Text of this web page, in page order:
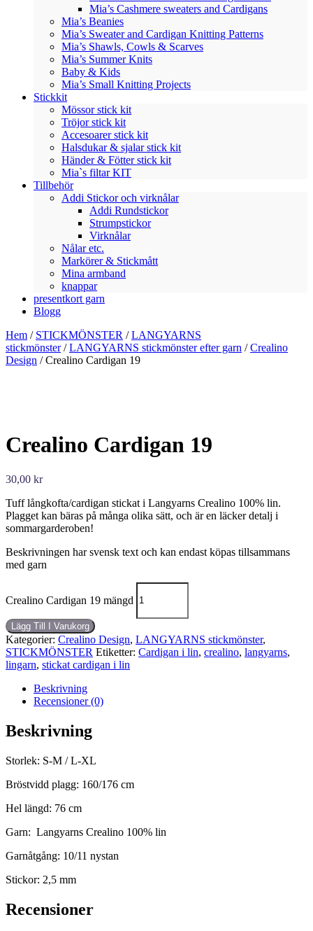
Mia’s Cashmere sweaters and Cardigans
Mia’s Beanies
Mia’s Sweater and Cardigan Knitting Patterns
Mia’s Shawls, Cowls & Scarves
Mia’s Summer Knits
Baby & Kids
Mia’s Small Knitting Projects
Stickkit
Mössor stick kit
Tröjor stick kit
Accesoarer stick kit
Halsdukar & sjalar stick kit
Händer & Fötter stick kit
Mia`s filtar KIT
Tillbehör
Addi Stickor och virknålar
Addi Rundstickor
Strumpstickor
Virknålar
Nålar etc.
Markörer & Stickmått
Mina armband
knappar
presentkort garn
Blogg
Hem / STICKMÖNSTER /LANGYARNS
stickmönster/LANGYARNS stickmönster efter garn /Crealino
Design / Crealino Cardigan 19
Crealino Cardigan 19
30,00 kr
Tuff långkofta/cardigan stickat i Langyarns Crealino 100% lin.
Plagget kan bäras på många olika sätt, och är en läcker detalj i
sommargarderoben!
Beskrivningen har svensk text och kan endast köpas tillsammans
med garn
Crealino Cardigan 19 mängd
Lägg Till I Varukorg
Kategorier: Crealino Design, LANGYARNS stickmönster,
STICKMÖNSTER Etiketter: Cardigan i lin, crealino, langyarns,
lingarn, stickat cardigan i lin
Beskrivning
Recensioner (0)
Beskrivning
Storlek: S-M / L-XL
Bröstvidd plagg: 160/176 cm
Hel längd: 76 cm
Garn: Langyarns Crealino 100% lin
Garnåtgång: 10/11 nystan
Stickor: 2,5 mm
Recensioner